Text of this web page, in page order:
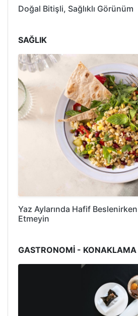
Doğal Bitişli, Sağlıklı Görünüm
SAĞLIK
Yaz Aylarında Hafif
Etmeyin
GASTRONOMİ - KONAKLAMA